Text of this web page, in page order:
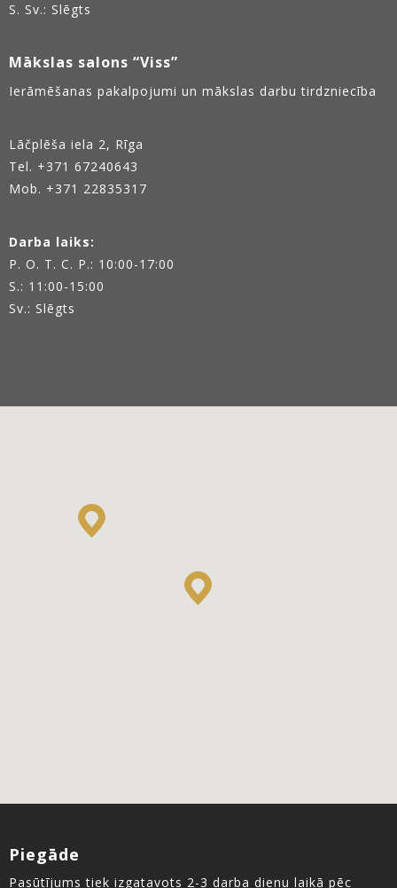
S. Sv.: Slēgts
Mākslas salons “Viss”
Ierāmēšanas pakalpojumi un mākslas darbu tirdzniecība
Lāčplēša iela 2, Rīga
Tel. +371 67240643
Mob. +371 22835317
Darba laiks:
P. O. T. C. P.: 10:00-17:00
S.: 11:00-15:00
Sv.: Slēgts
Piegāde
Pasūtījums tiek izgatavots 2-3 darba dienu laikā pēc